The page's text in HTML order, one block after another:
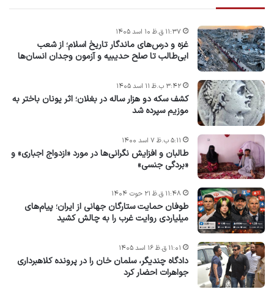
غزه و درس‌های ماندگار تاریخ اسلام؛ از شعب
ابی‌طالب تا صلح حدیبیه و آزمون وجدان انسان‌ها
۱۱:۳۷ ق.ظ ۱۰ اسد ۱۴۰۵
کشف سکه دو هزار ساله در بغلان؛ اثر یونان باختر به
موزیم سپرده شد
۳:۴۲ ب.ظ ۱۱ اسد ۱۴۰۵
طالبان و افزایش نگرانی‌ها در مورد «ازدواج اجباری» و
«بردگی جنسی»
۵:۱۱ ب.ظ ۷ اسد ۱۴۰۰
طوفان حمایت ستارگان جهانی از ایران؛ پیام‌های
میلیاردی روایت غرب را به چالش کشید
۱۱:۴۸ ق.ظ ۲۱ حوت ۱۴۰۴
دادگاه چندیگر، سلمان خان را در پرونده کلاهبرداری
جواهرات احضار کرد
۱۱:۰۱ ق.ظ ۱۶ اسد ۱۴۰۵